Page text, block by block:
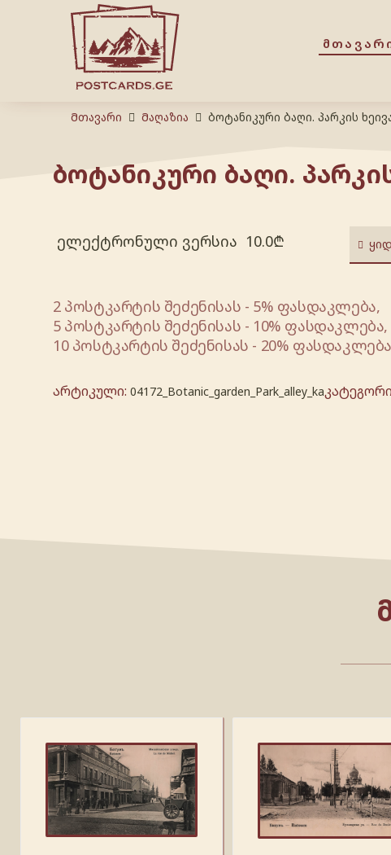
Მთავარი Მაღაზია ბოტანიკური ბაღი. პარკის
ბოტანიკური ბაღი.
ელექტრონული ვერსია 10.0₾
2 პოსტკარტის შეძენისას - 5% ფასდაკლება,
5 პოსტკარტის შეძენისას - 10% ფასდაკლება,
10 პოსტკარტის შეძენისას - 20%
არტიკული: 04172_Botanic_garden_Park_alley_ka